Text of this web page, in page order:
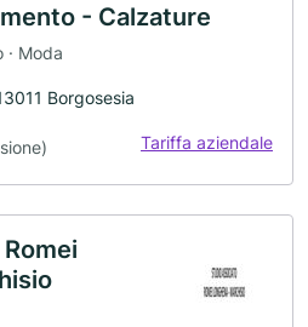
- Calzature
Moda
Borgosesia
Tariffa aziendale